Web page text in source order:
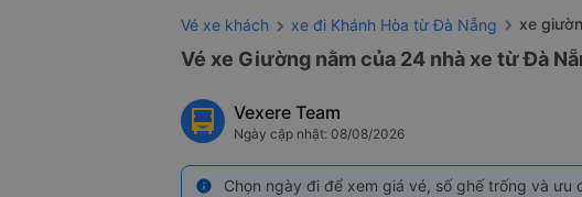
Vé xe khách xe đi Khánh Hòa từ Đà Nẵng xe
Vé xe Giường nằm của 24 nhà xe từ Đà
Vexere Team
Ngày cập nhật: 08/08/2026
info Chọn ngày đi để xem giá vé, số ghế trống và ưu